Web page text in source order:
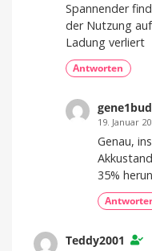
Spannender
der Nutzung
Ladung verliert
Antworten
gene1bud
19. Januar
Genau,
35%
Teddy2001